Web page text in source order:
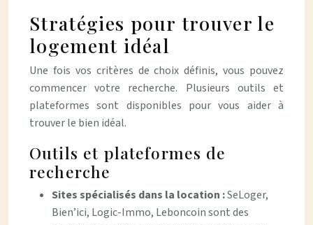
Stratégies pour trouver le
logement idéal
Une fois vos critères de choix définis, vous pouvez
commencer votre recherche. Plusieurs outils et
plateformes sont disponibles pour vous aider à
trouver le bien idéal.
Outils et plateformes de
recherche
Sites spécialisés dans la location :SeLoger,
Bien’ici, Logic-Immo, Leboncoin sont des